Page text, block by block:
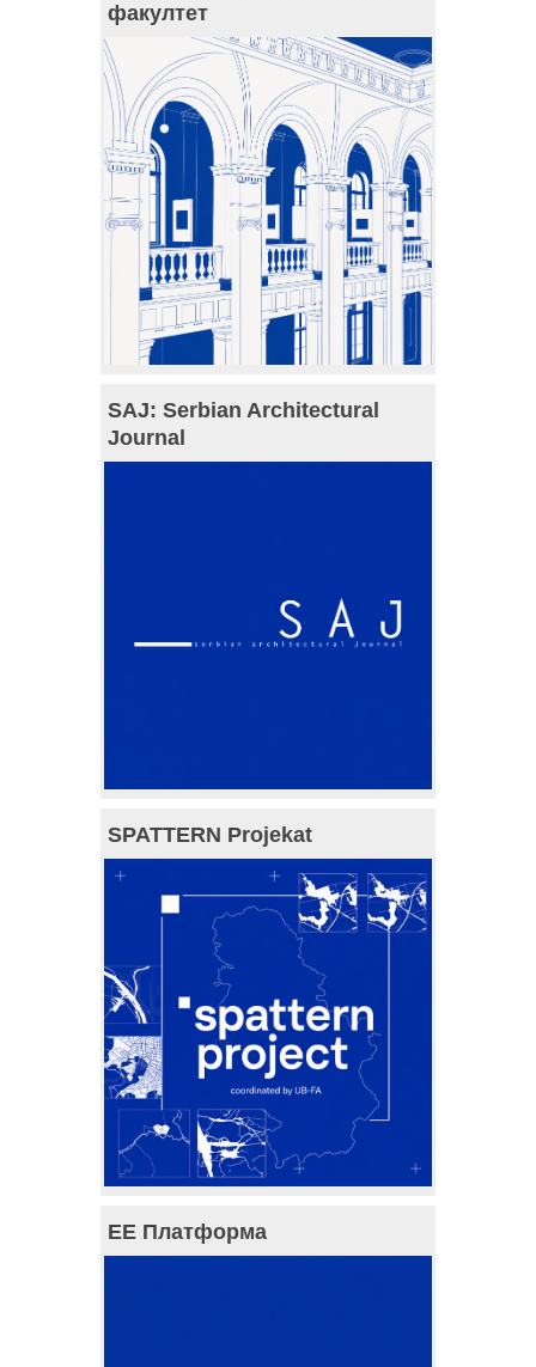
факултет
SAJ: Serbian Architectural
Journal
SPATTERN Projekat
ЕЕ Платформа